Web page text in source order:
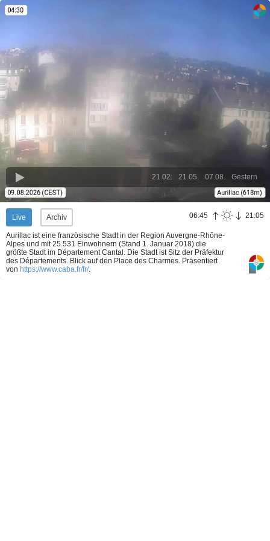
Gestern
07.08.
21.05.
21.02.
Live Archiv 06:45 21:05
Aurillac ist eine französische Stadt in der Region Auvergne-Rhône-
Alpes und mit 25.531 Einwohnern (Stand 1. Januar 2018) die
größte Stadt im Département Cantal. Die Stadt ist Sitz der Präfektur
des Départements. Blick auf den Place des Charmes. Präsentiert
von https://www.caba.fr/fr/.